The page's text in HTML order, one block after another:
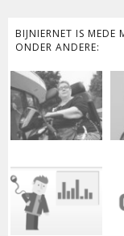
BIJNIERNET IS MEDE
ONDER ANDERE: